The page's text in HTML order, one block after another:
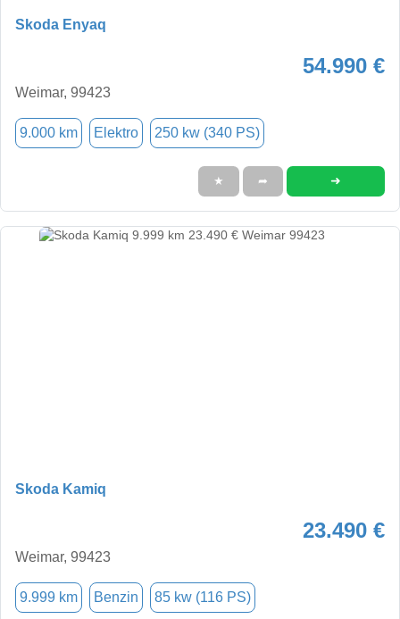
Skoda Enyaq
54.990 €
Weimar, 99423
9.000 km Elektro 250 kw (340 PS)
★ ➦ ➜
Skoda Kamiq
23.490 €
Weimar, 99423
9.999 km Benzin 85 kw (116 PS)